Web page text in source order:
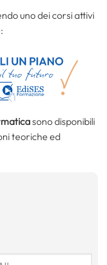
uno dei corsi attivi
sono disponibili
teoriche ed